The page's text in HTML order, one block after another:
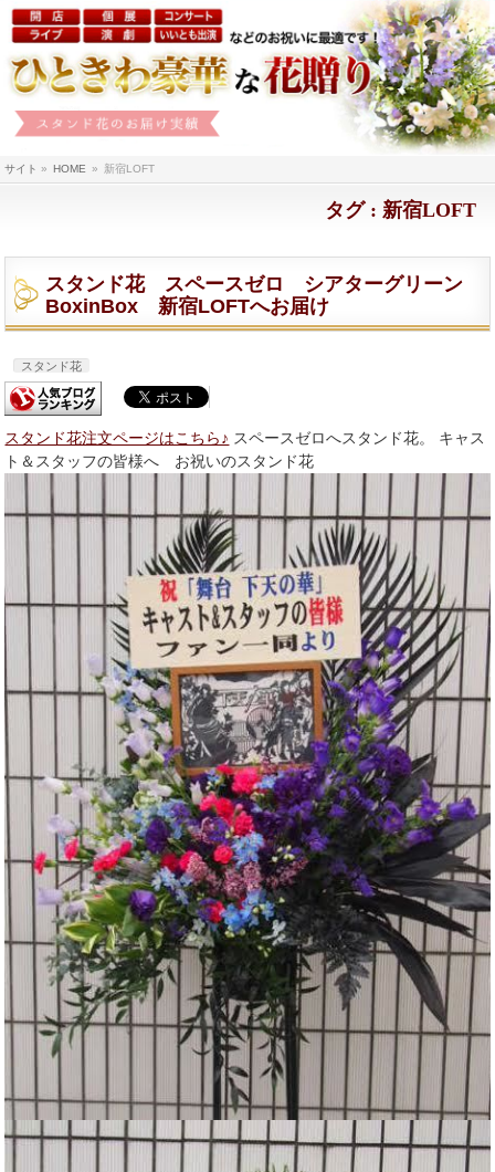
サイト » HOME » 新宿LOFT
タグ : 新宿LOFT
スタンド花 スペースゼロ シアターグリーン
BoxinBox 新宿LOFTへお届け
スタンド花
スタンド花注文ページはこちら♪ スペースゼロへスタンド花。 キャス
ト＆スタッフの皆様へ お祝いのスタンド花